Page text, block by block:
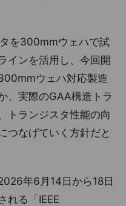
を300mmウェハで試
インを活用し、今回開
ウェハ対応製造
、実際のGAA構造トラ
トランジスタ性能の向
つなげていく方針だと
年6月14日から18日
れる「IEEE